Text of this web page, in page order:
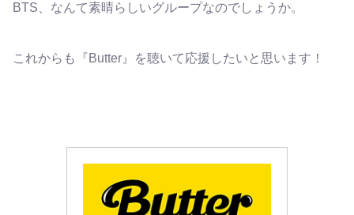
BTS、なんて素晴らしいグループなのでしょうか。
これからも『Butter』を聴いて応援したいと思います！